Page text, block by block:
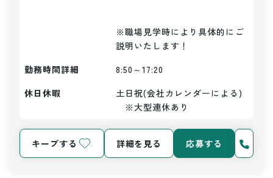
※職場見学時により具体的にご
説明いたします！
勤務時間詳細
8:50～17:20
休日休暇
土日祝(会社カレンダーによる)
※大型連休あり
キープする 詳細を見る 応募する